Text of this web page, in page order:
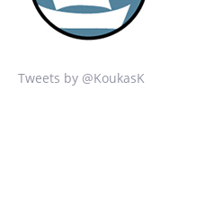
Tweets by @KoukasK